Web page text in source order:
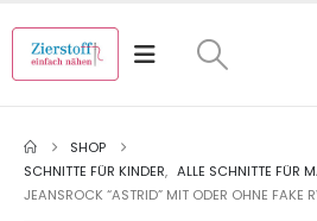
SHOP
SCHNITTE FÜR KINDER, ALLE SCHNITTE FÜR
JEANSROCK “ASTRID” MIT ODER OHNE